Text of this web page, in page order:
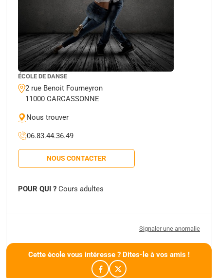
ÉCOLE DE DANSE
2 rue Benoit Fourneyron
11000 CARCASSONNE
Nous trouver
06.83.44.36.49
NOUS CONTACTER
POUR QUI ? Cours adultes
Signaler une anomalie
Cette école vous intéresse ? Dites-le à vos amis !